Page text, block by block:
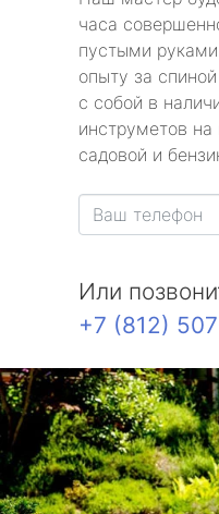
часа
пустыми
опыту за
с собой в
инструметов
садовой и
Или
+7 (812)